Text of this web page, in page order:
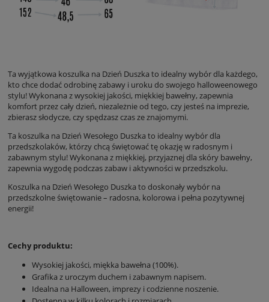
Ta wyjątkowa koszulka na Dzień Duszka to idealny wybór dla każdego,
kto chce dodać odrobinę zabawy i uroku do swojego halloweenowego
stylu! Wykonana z wysokiej jakości, miękkiej bawełny, zapewnia
komfort przez cały dzień, niezależnie od tego, czy jesteś na imprezie,
zbierasz słodycze, czy spędzasz czas ze znajomymi.
Ta koszulka na Dzień Wesołego Duszka to idealny wybór dla
przedszkolaków, którzy chcą świętować tę okazję w radosnym i
zabawnym stylu! Wykonana z miękkiej, przyjaznej dla skóry bawełny,
zapewnia wygodę podczas zabaw i aktywności w przedszkolu.
Koszulka na Dzień Wesołego Duszka to doskonały wybór na
przedszkolne świętowanie – radosna, kolorowa i pełna pozytywnej
energii!
Cechy produktu:
Wysokiej jakości, miękka bawełna (100%).
Grafika z uroczym duchem i zabawnym napisem.
Idealna na Halloween, imprezy i codzienne noszenie.